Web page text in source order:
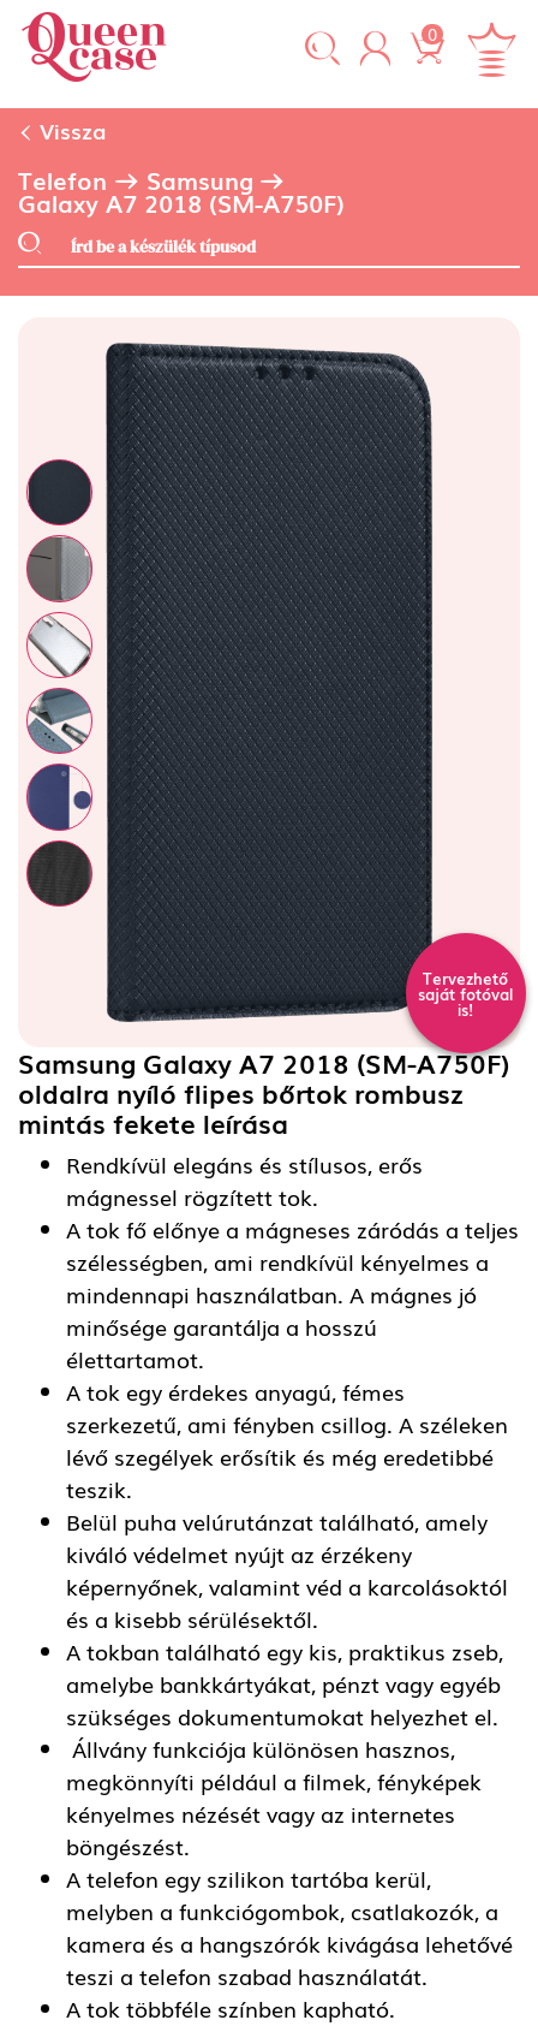
0
Vissza
Telefon Samsung
Galaxy A7 2018 (SM-A750F)
Tervezhető
saját fotóval
is!
Samsung Galaxy A7 2018 (SM-A750F)
oldalra nyíló flipes bőrtok rombusz
mintás fekete leírása
Rendkívül elegáns és stílusos, erős
mágnessel rögzített tok.
A tok fő előnye a mágneses záródás a teljes
szélességben, ami rendkívül kényelmes a
mindennapi használatban. A mágnes jó
minősége garantálja a hosszú
élettartamot.
A tok egy érdekes anyagú, fémes
szerkezetű, ami fényben csillog. A széleken
lévő szegélyek erősítik és még eredetibbé
teszik.
Belül puha velúrutánzat található, amely
kiváló védelmet nyújt az érzékeny
képernyőnek, valamint véd a karcolásoktól
és a kisebb sérülésektől.
A tokban található egy kis, praktikus zseb,
amelybe bankkártyákat, pénzt vagy egyéb
szükséges dokumentumokat helyezhet el.
Állvány funkciója különösen hasznos,
megkönnyíti például a filmek, fényképek
kényelmes nézését vagy az internetes
böngészést.
A telefon egy szilikon tartóba kerül,
melyben a funkciógombok, csatlakozók, a
kamera és a hangszórók kivágása lehetővé
teszi a telefon szabad használatát.
A tok többféle színben kapható.